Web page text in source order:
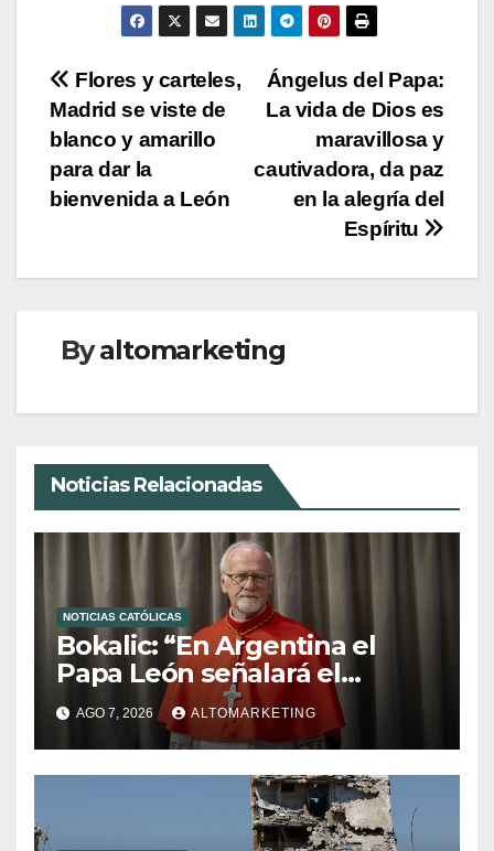
Navegación
de
entradas
Ángelus del Papa:
La vida de Dios es
maravillosa y
cautivadora, da paz
en la alegría del
Espíritu
Flores y carteles,
Madrid se viste de
blanco y amarillo
para dar la
bienvenida a León
Byaltomarketing
Noticias Relacionadas
NOTICIAS CATÓLICAS
Bokalic: “En Argentina el
Papa León señalará el
compromiso del cristiano”
AGO 7, 2026 ALTOMARKETING